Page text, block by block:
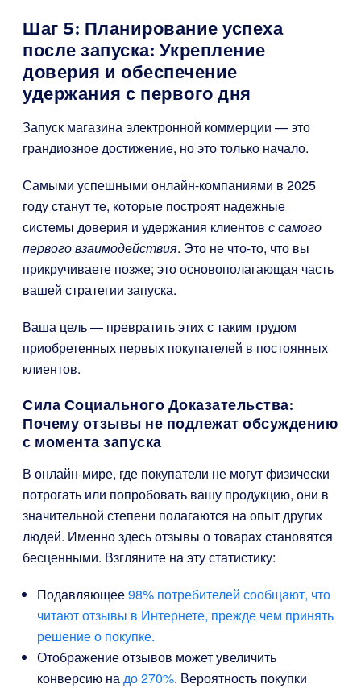
Шаг 5: Планирование успеха
после запуска: Укрепление
доверия и обеспечение
удержания с первого дня
Запуск магазина электронной коммерции — это
грандиозное достижение, но это только начало.
Самыми успешными онлайн-компаниями в 2025
году станут те, которые построят надежные
системы доверия и удержания клиентов с самого
первого взаимодействия. Это не что-то, что вы
прикручиваете позже; это основополагающая часть
вашей стратегии запуска.
Ваша цель — превратить этих с таким трудом
приобретенных первых покупателей в постоянных
клиентов.
Сила Социального Доказательства:
Почему отзывы не подлежат обсуждению
с момента запуска
В онлайн-мире, где покупатели не могут физически
потрогать или попробовать вашу продукцию, они в
значительной степени полагаются на опыт других
людей. Именно здесь отзывы о товарах становятся
бесценными. Взгляните на эту статистику:
Подавляющее98% потребителей сообщают, что
читают отзывы в Интернете, прежде чем принять
решение о покупке.
Отображение отзывов может увеличить
конверсию надо 270%. Вероятность покупки